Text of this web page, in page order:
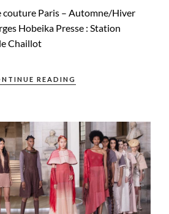
couture Paris – Automne/Hiver
Hobeika Presse : Station
Chaillot
READING